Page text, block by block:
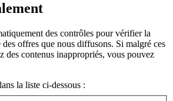
des contrôles pour vérifier la
offres que nous diffusons. Si malgré ces
des contenus inappropriés, vous pouvez
la liste ci-dessous :